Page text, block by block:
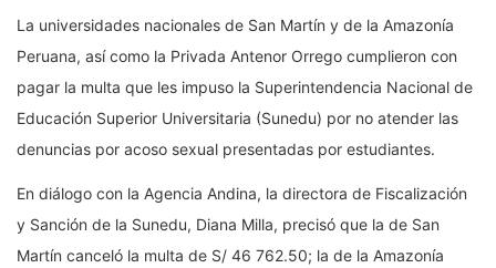
La universidades nacionales de San Martín y de la Amazonía
Peruana, así como la Privada Antenor Orrego cumplieron con
pagar la multa que les impuso la Superintendencia Nacional de
Educación Superior Universitaria (Sunedu) por no atender las
denuncias por acoso sexual presentadas por estudiantes.
En diálogo con la Agencia Andina, la directora de Fiscalización
y Sanción de la Sunedu, Diana Milla, precisó que la de San
Martín canceló la multa de S/ 46 762.50; la de la Amazonía